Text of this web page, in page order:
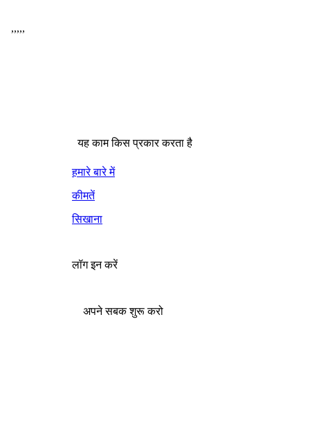
,,,,,
यह काम किस प्रकार करता है
हमारे बारे में
कीमतें
सिखाना
लॉग इन करें
अपने सबक शुरू करो